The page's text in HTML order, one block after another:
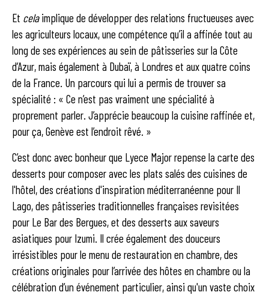
Et celaimplique de développer des relations fructueuses avec
les agriculteurs locaux, une compétence qu’il a affinée tout au
long de ses expériences au sein de pâtisseries sur la Côte
d’Azur, mais également à Dubaï, à Londres et aux quatre coins
de la France. Un parcours qui lui a permis de trouver sa
spécialité : « Ce n’est pas vraiment une spécialité à
proprement parler. J’apprécie beaucoup la cuisine raffinée et,
pour ça, Genève est l’endroit rêvé. »
C’est donc avec bonheur que Lyece Major repense la carte des
desserts pour composer avec les plats salés des cuisines de
l'hôtel, des créations d'inspiration méditerranéenne pour Il
Lago, des pâtisseries traditionnelles françaises revisitées
pour Le Bar des Bergues, et des desserts aux saveurs
asiatiques pour Izumi. Il crée également des douceurs
irrésistibles pour le menu de restauration en chambre, des
créations originales pour l’arrivée des hôtes en chambre ou la
célébration d’un événement particulier, ainsi qu'un vaste choix